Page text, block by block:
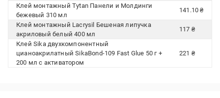
Клей монтажный Tytan Панели и Молдинги
бежевый 310 мл
141.10 ₴
Клей монтажный Lacrysil Бешеная липучка
акриловый белый 400 мл
117 ₴
Клей Sika двухкомпонентный
цианоакрилатный SikaBond-109 Fast Glue 50 г +
200 мл с активатором
221 ₴